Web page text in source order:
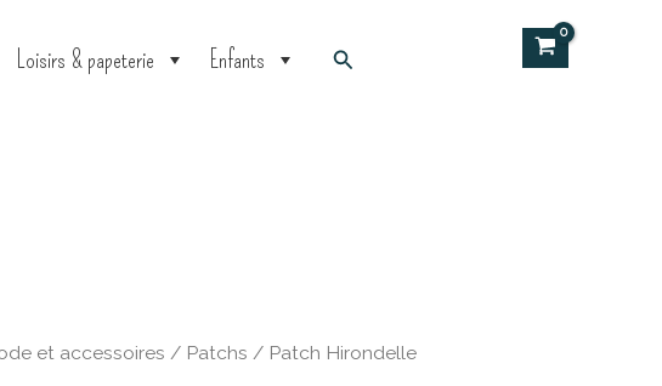
Loisirs & papeterie Enfants Rechercher
et accessoires / Patchs / Patch Hirondelle
Le
Le